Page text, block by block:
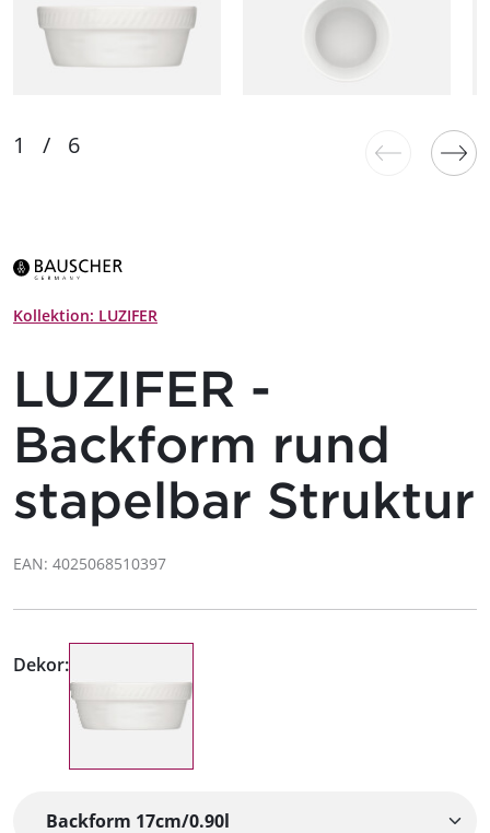
Kollektion: LUZIFER
LUZIFER -
Backform rund
stapelbar Struktur
EAN: 4025068510397
Dekor: